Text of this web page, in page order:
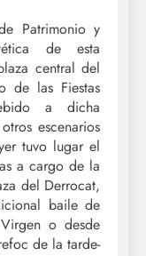
Patrimonio y
de esta
central del
de las Fiestas
a dicha
escenarios
tuvo lugar el
a cargo de la
del Derrocat,
baile de
o desde
de la tarde-